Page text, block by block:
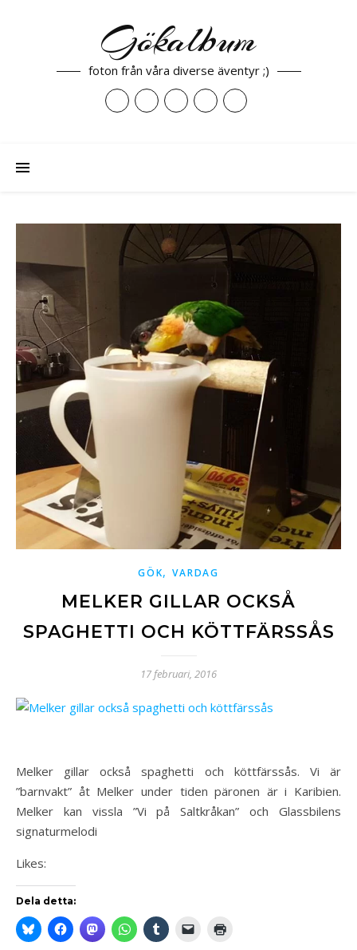
Gökalbum
foton från våra diverse äventyr ;)
GÖK,VARDAG
MELKER GILLAR OCKSÅ
SPAGHETTI OCH KÖTTFÄRSSÅS
17 februari, 2016
Melker gillar också spaghetti och köttfärssås. Vi är
”barnvakt” åt Melker under tiden päronen är i Karibien.
Melker kan vissla ”Vi på Saltkråkan” och Glassbilens
signaturmelodi
Likes:
Dela detta: